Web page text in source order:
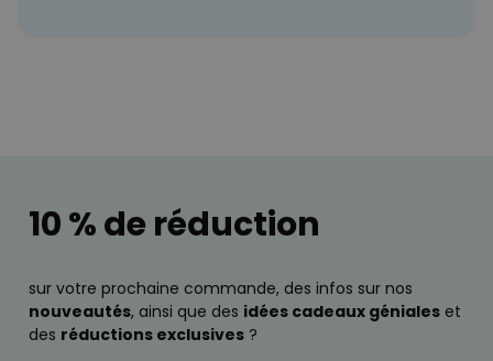
10 % de réduction
sur votre prochaine commande, des infos sur nos
nouveautés, ainsi que des idées cadeaux géniales et
des réductions exclusives ?